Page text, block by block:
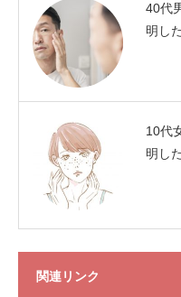
40代
明し
10代
明し
関連リンク